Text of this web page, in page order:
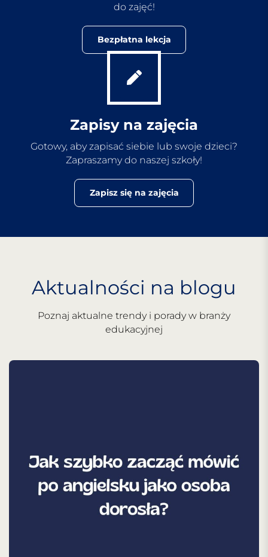
do zajęć!
Bezpłatna lekcja
Zapisy na zajęcia
Gotowy, aby zapisać siebie lub swoje dzieci?
Zapraszamy do naszej szkoły!
Zapisz się na zajęcia
Aktualności na blogu
Poznaj aktualne trendy i porady w branży
edukacyjnej